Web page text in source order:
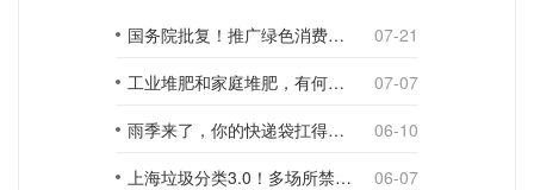
国务院批复！推广绿色消费，引导使用环保可降解包装材料
07-21
工业堆肥和家庭堆肥，有何不同？
07-07
雨季来了，你的快递袋扛得住吗？
06-10
上海垃圾分类3.0！多场所禁止使用一次性塑料袋；推动快递包装绿色转型
06-07